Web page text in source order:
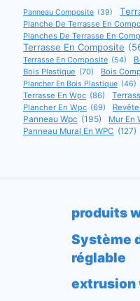
Panneau Composite (39)
Planche De Terrasse En
Planches De Terrasse En
Terrasse En Composite
Terrasse En Composite (54)
Bois Plastique (70) Bois
Plancher En Bois Plastique (46)
Terrasse En Wpc (86)
Plancher En Wpc (69)
Panneau Wpc (195) Mur En
Panneau Mural En WPC (127)
produits
Système
réglable
extrusion